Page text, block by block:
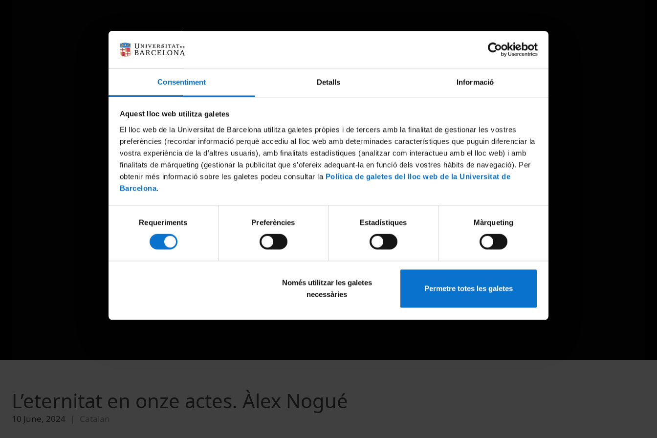
Consentiment Detalls Informació
Aquest lloc web utilitza galetes
El lloc web de la Universitat de Barcelona utilitza galetes pròpies i de tercers amb la finalitat de gestionar les vostres
preferències (recordar informació perquè accediu al lloc web amb determinades característiques que puguin diferenciar la
vostra experiència de la d’altres usuaris), amb finalitats estadístiques (analitzar com interactueu amb el lloc web) i amb
finalitats de màrqueting (gestionar la publicitat que s’ofereix adequant-la en funció dels vostres hàbits de navegació). Per
obtenir més informació sobre les galetes podeu consultar la Política de galetes del lloc web de la Universitat de
Barcelona.
consentiment
Requeriments Preferències Estadístiques Màrqueting
Només utilitzar les galetes
necessàries
Permetre totes les galetes
Something went wrong
An error occurred, please try again later.
Try again
L’eternitat en onze actes. Àlex Nogué
10 June, 2024 Catalan